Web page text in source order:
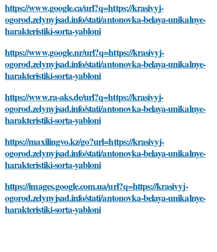
https://www.google.ca/url?q=https://krasivyj-
ogorod.zelynyjsad.info/stati/antonovka-belaya-unikalnye-
harakteristiki-sorta-yabloni
https://www.google.nr/url?q=https://krasivyj-
ogorod.zelynyjsad.info/stati/antonovka-belaya-unikalnye-
harakteristiki-sorta-yabloni
https://www.ra-aks.de/url?q=https://krasivyj-
ogorod.zelynyjsad.info/stati/antonovka-belaya-unikalnye-
harakteristiki-sorta-yabloni
https://maxilingvo.kz/go?url=https://krasivyj-
ogorod.zelynyjsad.info/stati/antonovka-belaya-unikalnye-
harakteristiki-sorta-yabloni
https://images.google.com.ua/url?q=https://krasivyj-
ogorod.zelynyjsad.info/stati/antonovka-belaya-unikalnye-
harakteristiki-sorta-yabloni